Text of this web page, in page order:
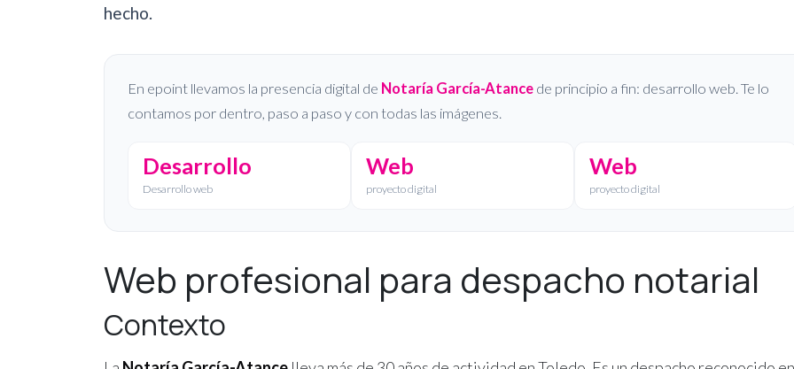
hecho.
En epoint llevamos la presencia digital de Notaría García-Atance de principio a fin: desarrollo web. Te lo
contamos por dentro, paso a paso y con todas las imágenes.
Desarrollo
Desarrollo web
Web
proyecto digital
Web
proyecto digital
Web profesional para despacho notarial
Contexto